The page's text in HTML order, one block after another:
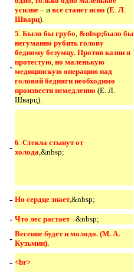
усилие – и все станет ясно (Е. Л.
Шварц).
-
5. Было бы грубо, &nbsp;было бы
негуманно рубить голову
бедному безумцу. Против казни я
протестую, но маленькую
медицинскую операцию над
головой бедняги необходимо
произвести немедленно (Е. Л.
Шварц).
- 6. Стекла стынут от
холода,&nbsp;
- Но сердце знает,&nbsp;
- Что лес растает –&nbsp;
- Весенне будет и молодо. (М. А.
Кузьмин).
- <br>